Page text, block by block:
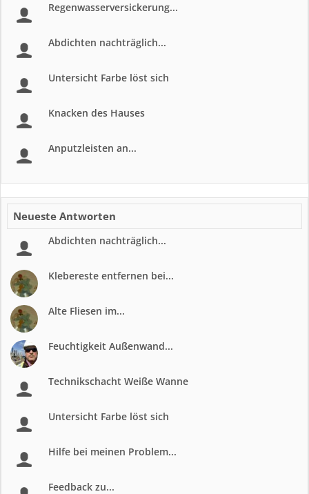
Regenwasserversickerung...
Abdichten nachträglich...
Untersicht Farbe löst sich
Knacken des Hauses
Anputzleisten an...
Neueste Antworten
Abdichten nachträglich...
Klebereste entfernen bei...
Alte Fliesen im...
Feuchtigkeit Außenwand...
Technikschacht Weiße Wanne
Untersicht Farbe löst sich
Hilfe bei meinen Problem...
Feedback zu...